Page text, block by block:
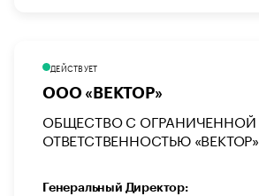
ДЕЙСТВУЕТ
ООО «ВЕКТОР»
ОБЩЕСТВО С ОГРАНИЧЕННОЙ
ОТВЕТСТВЕННОСТЬЮ «ВЕКТОР»
Генеральный Директор: